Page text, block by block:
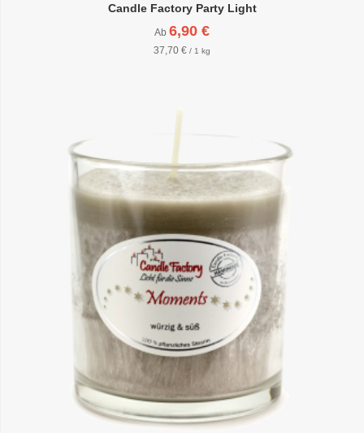
Candle Factory Party Light
Ab 6,90 €
37,70 € / 1 kg